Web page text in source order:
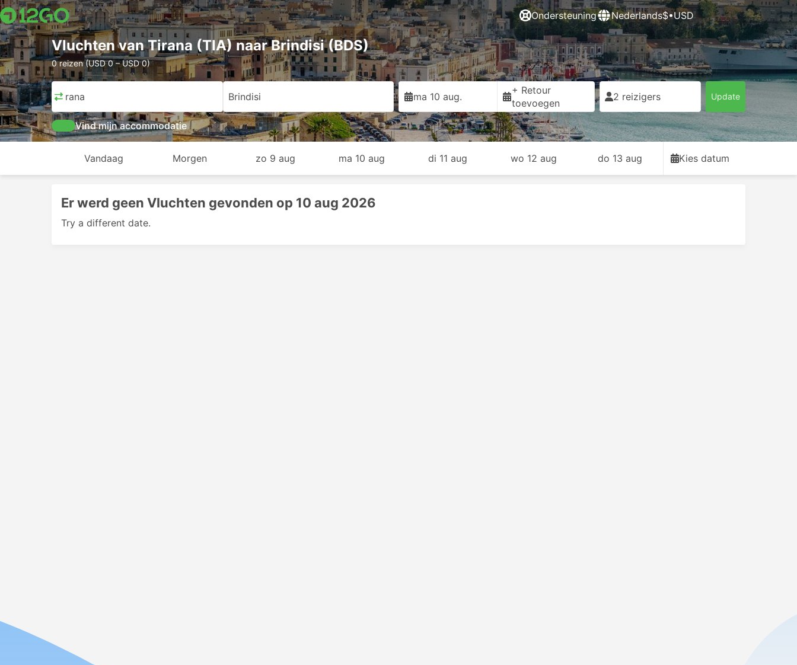
Ondersteuning Nederlands$•USD
Vluchten van Tirana (TIA) naar Brindisi (BDS)
0 reizen (USD 0 – USD 0)
Tirana Brindisi ma 10 aug.
+ Retour
toevoegen
2 reizigers Update
Vind mijn accommodatie
Vandaag Morgen zo 9 aug ma 10 aug di 11 aug wo 12 aug do 13 aug Kies datum
Er werd geen Vluchten gevonden op 10 aug 2026
Try a different date.